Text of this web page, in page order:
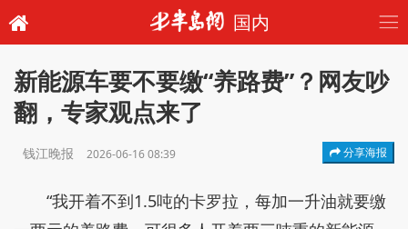
国内
新能源车要不要缴“养路费”？网友吵
翻，专家观点来了
钱江晚报 2026-06-16 08:39 分享海报
“我开着不到1.5吨的卡罗拉，每加一升油就要缴